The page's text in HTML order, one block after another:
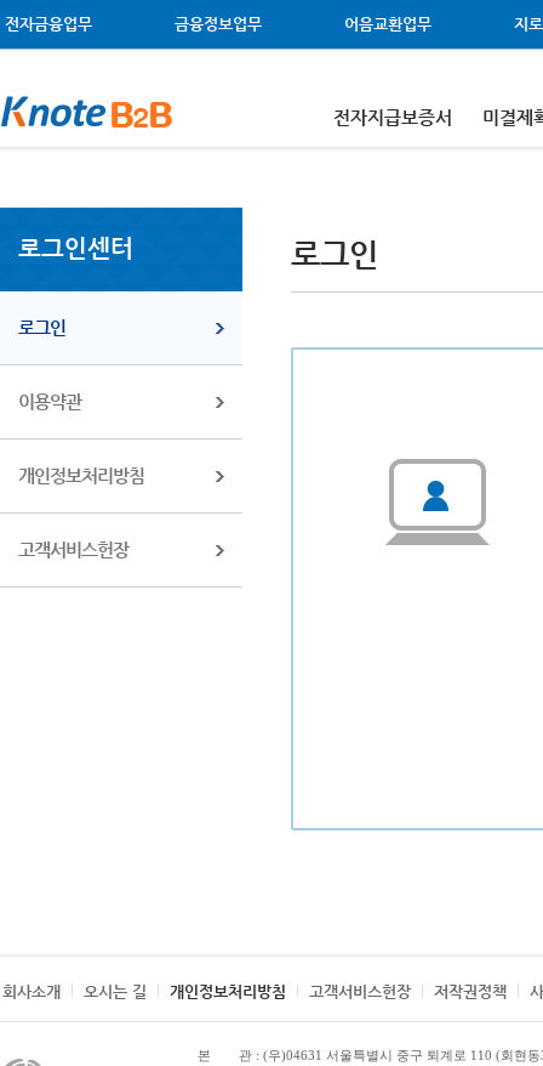
전자금융업무 금융정보업무 어음교환업무 지
전자지급보증서 미결제
로그인센터
로그인
이용약관
개인정보처리방침
고객서비스헌장
로그인
회사소개 오시는 길 개인정보처리방침 고객서비스헌장 저작권정책
본 관 : (우)04631 서울특별시 중구 퇴계로 110 (회현